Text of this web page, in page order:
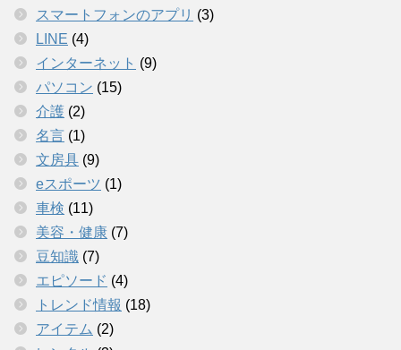
スマートフォンのアプリ (3)
LINE (4)
インターネット (9)
パソコン (15)
介護 (2)
名言 (1)
文房具 (9)
eスポーツ (1)
車検 (11)
美容・健康 (7)
豆知識 (7)
エピソード (4)
トレンド情報 (18)
アイテム (2)